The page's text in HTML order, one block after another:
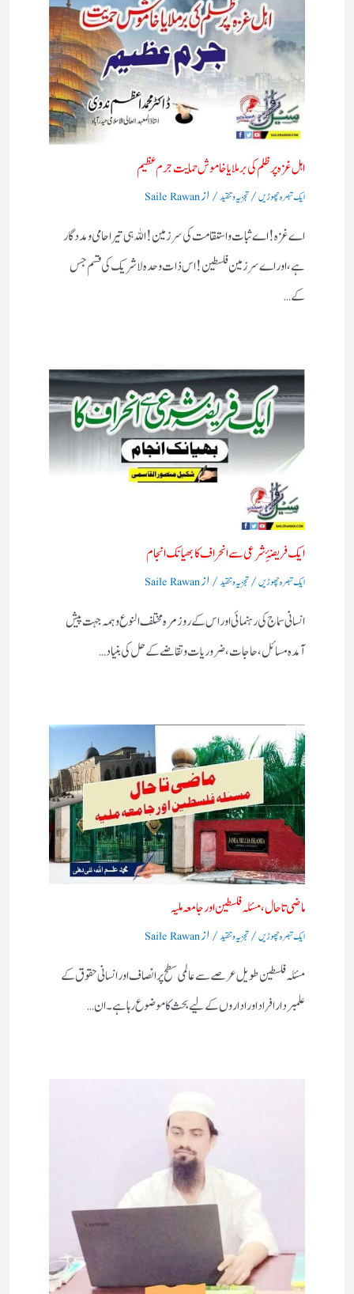
اہل غزہ پر ظلم کی برملا یا خاموش حمایت جرم عظیم
ایک تبصرہ چھوڑیں/تجزیہ و تنقید/ ازSaile Rawan
اے غزہ! اے ثبات واستقامت کی سرزمین! اللہ ہی تیرا حامی ومددگار
ہے، اور اے سرزمین فلسطین! اس ذات وحدہ لاشریک کی قسم جس
کے…
ایک فریضۂِ شرعی سے انحراف کا بھیانک انجام
ایک تبصرہ چھوڑیں/تجزیہ و تنقید/ ازSaile Rawan
انسانی سماج کی رہنمائی اور اس کے روز مرہ مختلف النوع وہمہ جہت پیش
آمدہ مسائل ، حاجات ، ضروریات وتقاضے کے حل کی بنیاد…
ماضی تا حال، مسئلہ فلسطین اور جامعہ ملیہ
ایک تبصرہ چھوڑیں/تجزیہ و تنقید/ ازSaile Rawan
مسئلہ فلسطین طویل عرصے سے عالمی سطح پر انصاف اور انسانی حقوق کے
علمبردار افراد اور اداروں کے لیے بحث کا موضوع رہا ہے۔ ان…